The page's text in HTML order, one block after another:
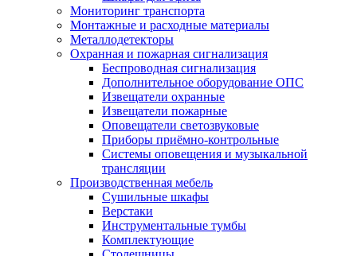
Мониторинг транспорта
Монтажные и расходные материалы
Металлодетекторы
Охранная и пожарная сигнализация
Беспроводная сигнализация
Дополнительное оборудование ОПС
Извещатели охранные
Извещатели пожарные
Оповещатели светозвуковые
Приборы приёмно-контрольные
Системы оповещения и музыкальной
трансляции
Производственная мебель
Cушильные шкафы
Верстаки
Инструментальные тумбы
Комплектующие